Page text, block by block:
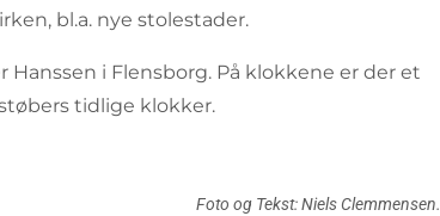
bl.a. nye stolestader.
Hanssen i Flensborg. På klokkene er der et
tidlige klokker.
Foto og Tekst: Niels Clemmensen.